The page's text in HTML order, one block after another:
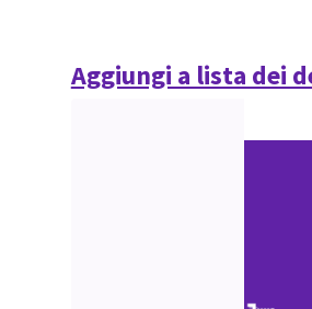
Aggiungi a lista dei